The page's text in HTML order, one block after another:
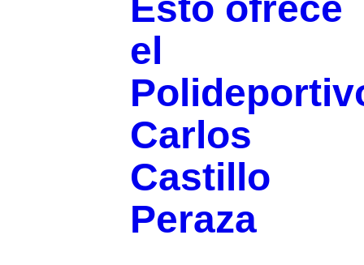
el
Carlos
Castillo
Peraza